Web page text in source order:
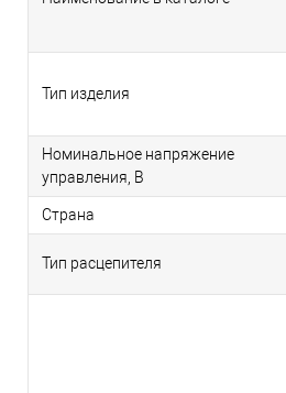
Тип изделия
Номинальное напряжение
управления, В
Страна
Тип расцепителя